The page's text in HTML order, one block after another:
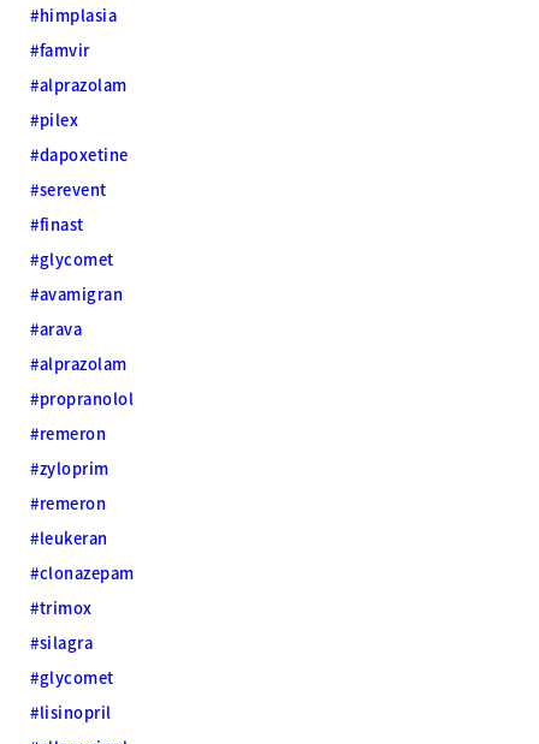
#himplasia
#famvir
#alprazolam
#pilex
#dapoxetine
#serevent
#finast
#glycomet
#avamigran
#arava
#alprazolam
#propranolol
#remeron
#zyloprim
#remeron
#leukeran
#clonazepam
#trimox
#silagra
#glycomet
#lisinopril